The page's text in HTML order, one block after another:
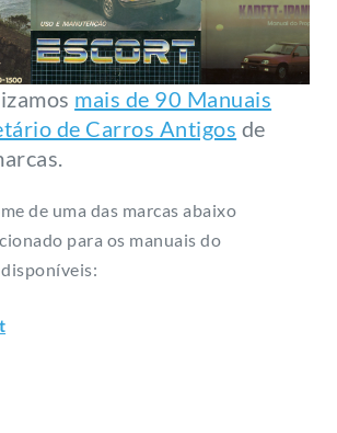
mais de 90 Manuais
de Carros Antigos de
de uma das marcas abaixo
para os manuais do